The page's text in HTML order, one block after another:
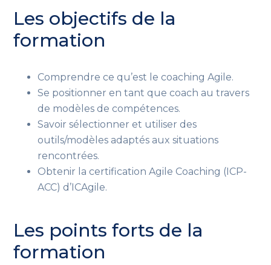
Les objectifs de la
formation
Comprendre ce qu’est le coaching Agile.
Se positionner en tant que coach au travers
de modèles de compétences.
Savoir sélectionner et utiliser des
outils/modèles adaptés aux situations
rencontrées.
Obtenir la certification Agile Coaching (ICP-
ACC) d’ICAgile.
Les points forts de la
formation